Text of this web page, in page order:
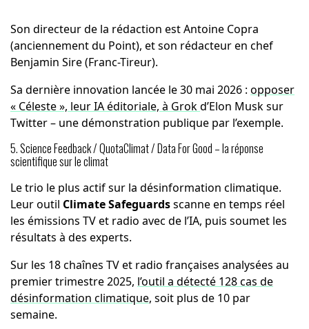
Son directeur de la rédaction est Antoine Copra
(anciennement du Point), et son rédacteur en chef
Benjamin Sire (Franc-Tireur).
Sa dernière innovation lancée le 30 mai 2026 : opposer
« Céleste », leur IA éditoriale, à Grokd’Elon Musk sur
Twitter – une démonstration publique par l’exemple.
5. Science Feedback / QuotaClimat / Data For Good – la réponse
scientifique sur le climat
Le trio le plus actif sur la désinformation climatique.
Leur outil Climate Safeguardsscanne en temps réel
les émissions TV et radio avec de l’IA, puis soumet les
résultats à des experts.
Sur les 18 chaînes TV et radio françaises analysées au
premier trimestre 2025, l’outil a détecté 128 cas de
désinformation climatique, soit plus de 10 par
semaine.